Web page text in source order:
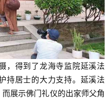
，得到了龙海寺监院延溪法
持居士的大力支持。延溪法
展示佛门礼仪的出家师父角